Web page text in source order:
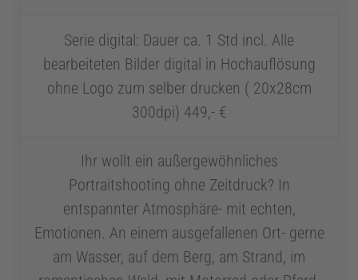
Serie digital: Dauer ca. 1 Std incl. Alle
bearbeiteten Bilder digital in Hochauflösung
ohne Logo zum selber drucken ( 20x28cm
300dpi) 449,- €
Ihr wollt ein außergewöhnliches
Portraitshooting ohne Zeitdruck? In
entspannter Atmosphäre- mit echten,
Emotionen. An einem ausgefallenen Ort- gerne
am Wasser, auf dem Berg, am Strand, im